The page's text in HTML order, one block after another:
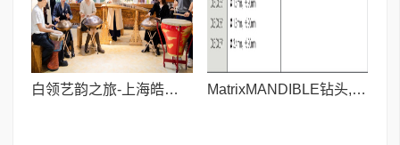
白领艺韵之旅-上海皓古文化艺术馆 MatrixMANDIBLE钻头,长90mm